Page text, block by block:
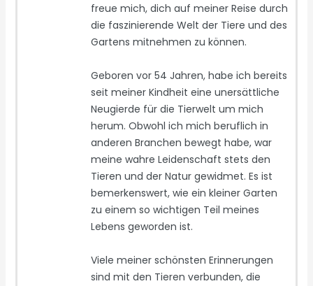
freue mich, dich auf meiner Reise durch
die faszinierende Welt der Tiere und des
Gartens mitnehmen zu können.
Geboren vor 54 Jahren, habe ich bereits
seit meiner Kindheit eine unersättliche
Neugierde für die Tierwelt um mich
herum. Obwohl ich mich beruflich in
anderen Branchen bewegt habe, war
meine wahre Leidenschaft stets den
Tieren und der Natur gewidmet. Es ist
bemerkenswert, wie ein kleiner Garten
zu einem so wichtigen Teil meines
Lebens geworden ist.
Viele meiner schönsten Erinnerungen
sind mit den Tieren verbunden, die